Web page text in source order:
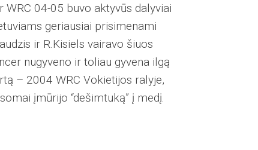
04-05 buvo aktyvūs dalyviai
geriausiai prisimenami
ir R.Kisiels vairavo šiuos
nugyveno ir toliau gyvena ilgą
– 2004 WRC Vokietijos ralyje,
įmūrijo “dešimtuką” į medį.